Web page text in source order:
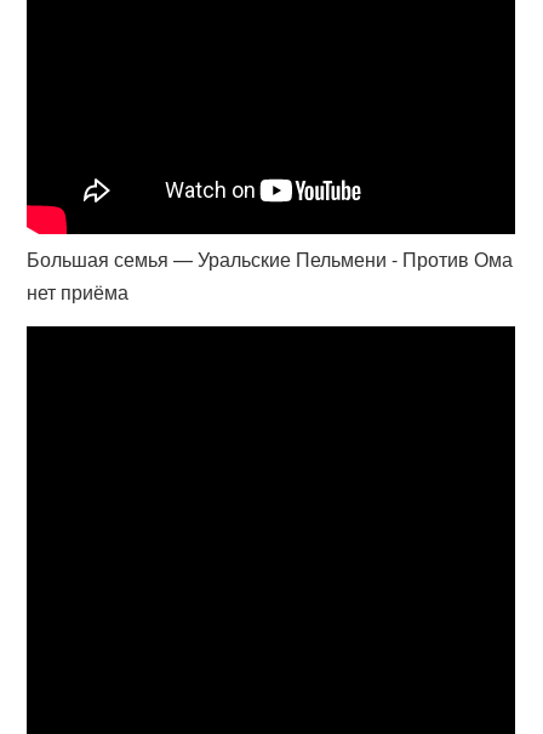
Большая семья — Уральские Пельмени - Против Ома
нет приёма